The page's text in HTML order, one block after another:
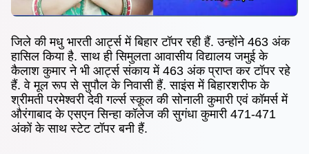
जिले की मधु भारती आर्ट्स में बिहार टॉपर रही हैं. उन्होंने 463 अंक
हासिल किया है. साथ ही सिमुलता आवासीय विद्यालय जमुई के
कैलाश कुमार ने भी आर्ट्स संकाय में 463 अंक प्राप्त कर टॉपर रहे
हैं. वे मूल रूप से सुपौल के निवासी हैं. साइंस में बिहारशरीफ के
श्रीमती परमेश्वरी देवी गर्ल्स स्कूल की सोनाली कुमारी एवं कॉमर्स में
औरंगाबाद के एसएन सिन्हा कॉलेज की सुगंधा कुमारी 471-471
अंकों के साथ स्टेट टॉपर बनी हैं.